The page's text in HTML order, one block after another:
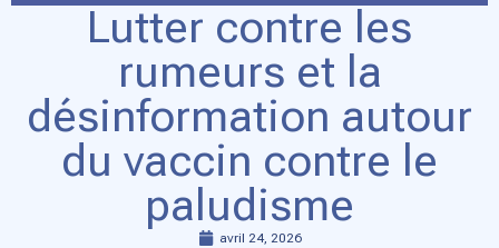
Lutter contre les
rumeurs et la
désinformation autour
du vaccin contre le
paludisme
avril 24, 2026